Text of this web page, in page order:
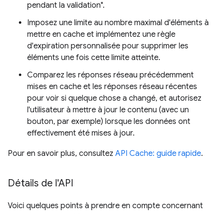
pendant la validation".
Imposez une limite au nombre maximal d'éléments à
mettre en cache et implémentez une règle
d'expiration personnalisée pour supprimer les
éléments une fois cette limite atteinte.
Comparez les réponses réseau précédemment
mises en cache et les réponses réseau récentes
pour voir si quelque chose a changé, et autorisez
l'utilisateur à mettre à jour le contenu (avec un
bouton, par exemple) lorsque les données ont
effectivement été mises à jour.
Pour en savoir plus, consultez API Cache: guide rapide.
Détails de l'API
Voici quelques points à prendre en compte concernant